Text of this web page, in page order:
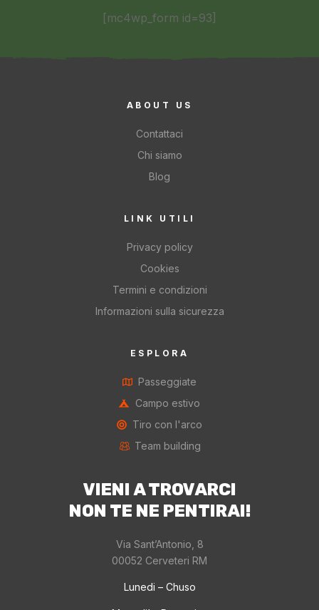
[mc4wp_form id=93]
ABOUT US
Contattaci
Chi siamo
Blog
ESPLORA
Passeggiate
Campo estivo
Tiro con l'arco
Team building
LINK UTILI
Privacy policy
Cookies
Termini e condizioni
Informazioni sulla sicurezza
VIENI A TROVARCI
NON TE NE PENTIRAI!
Via Sant’Antonio, 8
00052 Cerveteri RM
Lunedi – Chuso